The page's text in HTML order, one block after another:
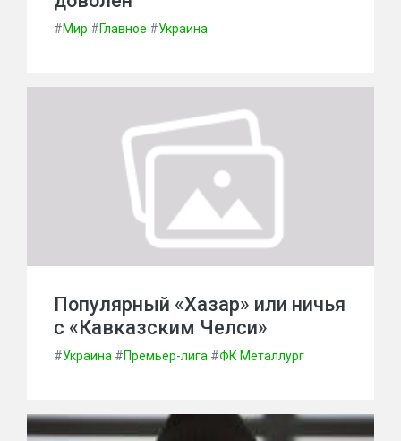
#Мир #Главное #Украина
Популярный «Хазар» или ничья
с «Кавказским Челси»
#Украина #Премьер-лига #ФК Металлург